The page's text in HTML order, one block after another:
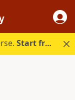
Start free.